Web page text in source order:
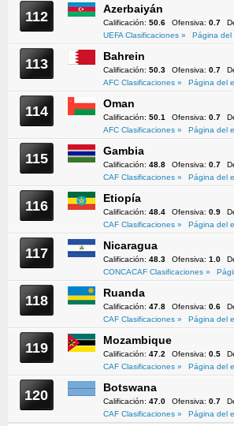
112 Azerbaiyán
Calificación: 50.6 Ofensiva: 0.7
UEFA Clasificaciones »
Página del
113 Bahrein
Calificación: 50.3 Ofensiva: 0.7
AFC Clasificaciones »
Página del
114 Oman
Calificación: 50.1 Ofensiva: 0.7
AFC Clasificaciones »
Página del
115 Gambia
Calificación: 48.8 Ofensiva: 0.7
CAF Clasificaciones »
Página del
116 Etiopía
Calificación: 48.4 Ofensiva: 0.9
CAF Clasificaciones »
Página del
117 Nicaragua
Calificación: 48.3 Ofensiva: 1.0
CONCACAF Clasificaciones »
118 Ruanda
Calificación: 47.8 Ofensiva: 0.6
CAF Clasificaciones »
Página del
119 Mozambique
Calificación: 47.2 Ofensiva: 0.5
CAF Clasificaciones »
Página del
120 Botswana
Calificación: 47.0 Ofensiva: 0.7
CAF Clasificaciones »
Página del